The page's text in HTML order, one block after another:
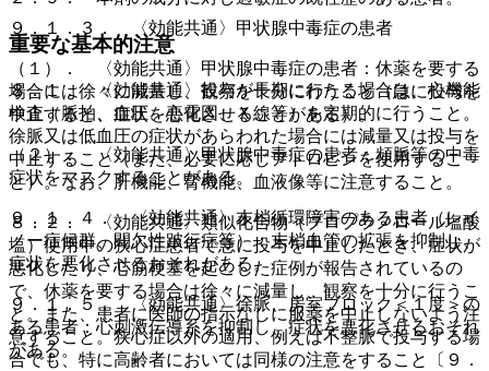
９．１．３． 〈効能共通〉甲状腺中毒症の患者
（１）． 〈効能共通〉甲状腺中毒症の患者：休薬を要する
場合には徐々に減量し、観察を十分に行うこと（急に投与を
中止すると、症状を悪化させることがある）。
（２）． 〈効能共通〉甲状腺中毒症の患者：頻脈等の中毒
症状をマスクすることがある。
９．１．４． 〈効能共通〉末梢循環障害のある患者（レイ
ノー症候群、間欠性跛行症等）：末梢血管の拡張を抑制し、
症状を悪化させるおそれがある。
９．１．５． 〈効能共通〉徐脈、房室ブロック＜１度＞の
ある患者：心刺激伝導系を抑制し、症状を悪化させるおそれ
がある。
重要な基本的注意
８．１． 〈効能共通〉投与が長期にわたる場合は、心機能
検査（脈拍、血圧、心電図、Ｘ線等）を定期的に行うこと。
徐脈又は低血圧の症状があらわれた場合には減量又は投与を
中止すること（また、必要に応じアトロピンを使用するこ
と）。なお、肝機能、腎機能、血液像等に注意すること。
８．２． 〈効能共通〉類似化合物（プロプラノロール塩酸
塩）使用中の狭心症患者で急に投与を中止したとき、症状が
悪化したり、心筋梗塞を起こした症例が報告されているの
で、休薬を要する場合は徐々に減量し、観察を十分に行うこ
と。また、患者に医師の指示なしに服薬を中止しないよう注
意すること。狭心症以外の適用、例えば不整脈で投与する場
合でも、特に高齢者においては同様の注意をすること〔９．